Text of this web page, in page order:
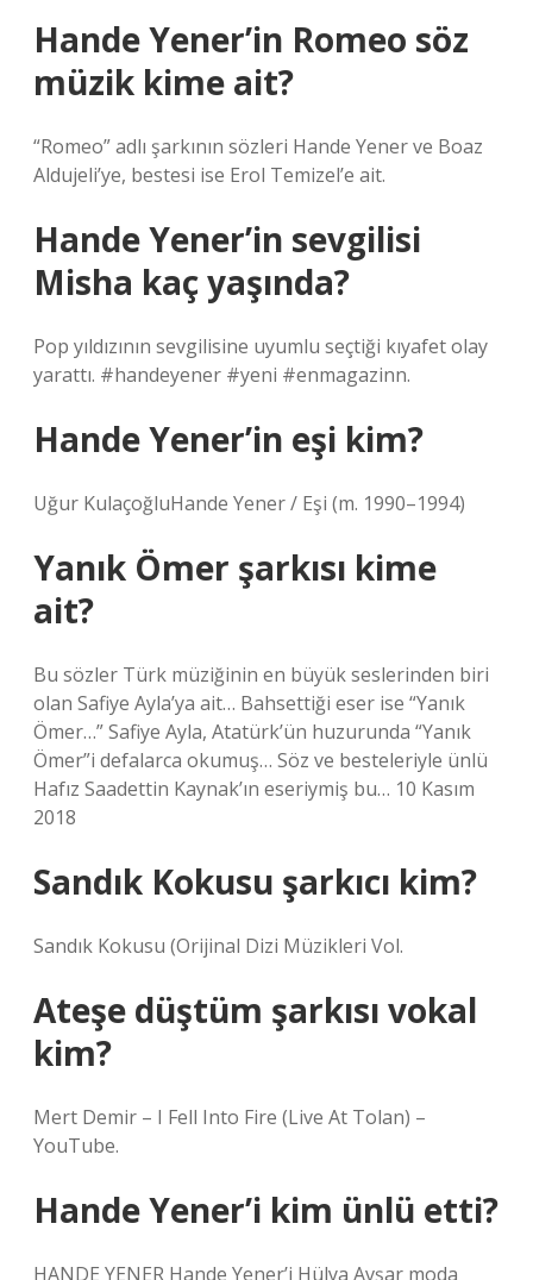
Hande Yener’in Romeo söz
müzik kime ait?
“Romeo” adlı şarkının sözleri Hande Yener ve Boaz
Aldujeli’ye, bestesi ise Erol Temizel’e ait.
Hande Yener’in sevgilisi
Misha kaç yaşında?
Pop yıldızının sevgilisine uyumlu seçtiği kıyafet olay
yarattı. #handeyener #yeni #enmagazinn.
Hande Yener’in eşi kim?
Uğur KulaçoğluHande Yener / Eşi (m. 1990–1994)
Yanık Ömer şarkısı kime
ait?
Bu sözler Türk müziğinin en büyük seslerinden biri
olan Safiye Ayla’ya ait… Bahsettiği eser ise “Yanık
Ömer…” Safiye Ayla, Atatürk’ün huzurunda “Yanık
Ömer”i defalarca okumuş… Söz ve besteleriyle ünlü
Hafız Saadettin Kaynak’ın eseriymiş bu… 10 Kasım
2018
Sandık Kokusu şarkıcı kim?
‎Sandık Kokusu (Orijinal Dizi Müzikleri Vol.
Ateşe düştüm şarkısı vokal
kim?
Mert Demir – I Fell Into Fire (Live At Tolan) –
YouTube.
Hande Yener’i kim ünlü etti?
HANDE YENER Hande Yener’i Hülya Avşar moda